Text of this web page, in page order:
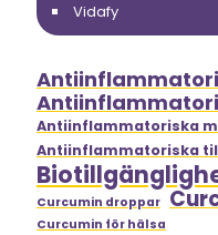
Vidafy
Antiinflammatoriska
Antiinflammatoriska
Curcumin droppar
Curcumin för hälsa